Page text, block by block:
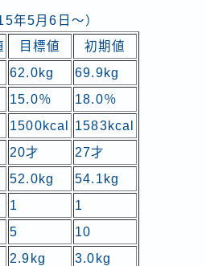
年5月6日～）
目標値
初期値
62.0kg
69.9kg
15.0％
18.0％
1500kcal
1583kcal
20才
27才
52.0kg
54.1kg
1
1
5
10
2.9kg 3.0kg